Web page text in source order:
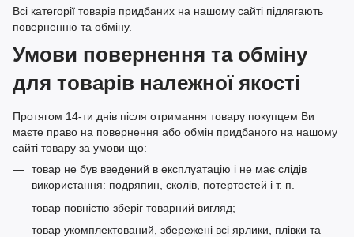
Всі категорії товарів придбаних на нашому сайті підлягають
поверненню та обміну.
Умови повернення та обміну
для товарів належної якості
Протягом 14-ти днів після отримання товару покупцем Ви
маєте право на повернення або обмін придбаного на нашому
сайті товару за умови що:
товар не був введений в експлуатацію і не має слідів
використання: подряпин, сколів, потертостей і т. п.
товар повністю зберіг товарний вигляд;
товар укомплектований, збережені всі ярлики, плівки та